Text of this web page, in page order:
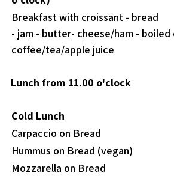
Breakfast with croissant - bread
- jam - butter- cheese/ham - boiled
coffee/tea/apple juice
Lunch from 11.00 o'clock
Cold Lunch
Carpaccio on Bread
Hummus on Bread (vegan)
Mozzarella on Bread